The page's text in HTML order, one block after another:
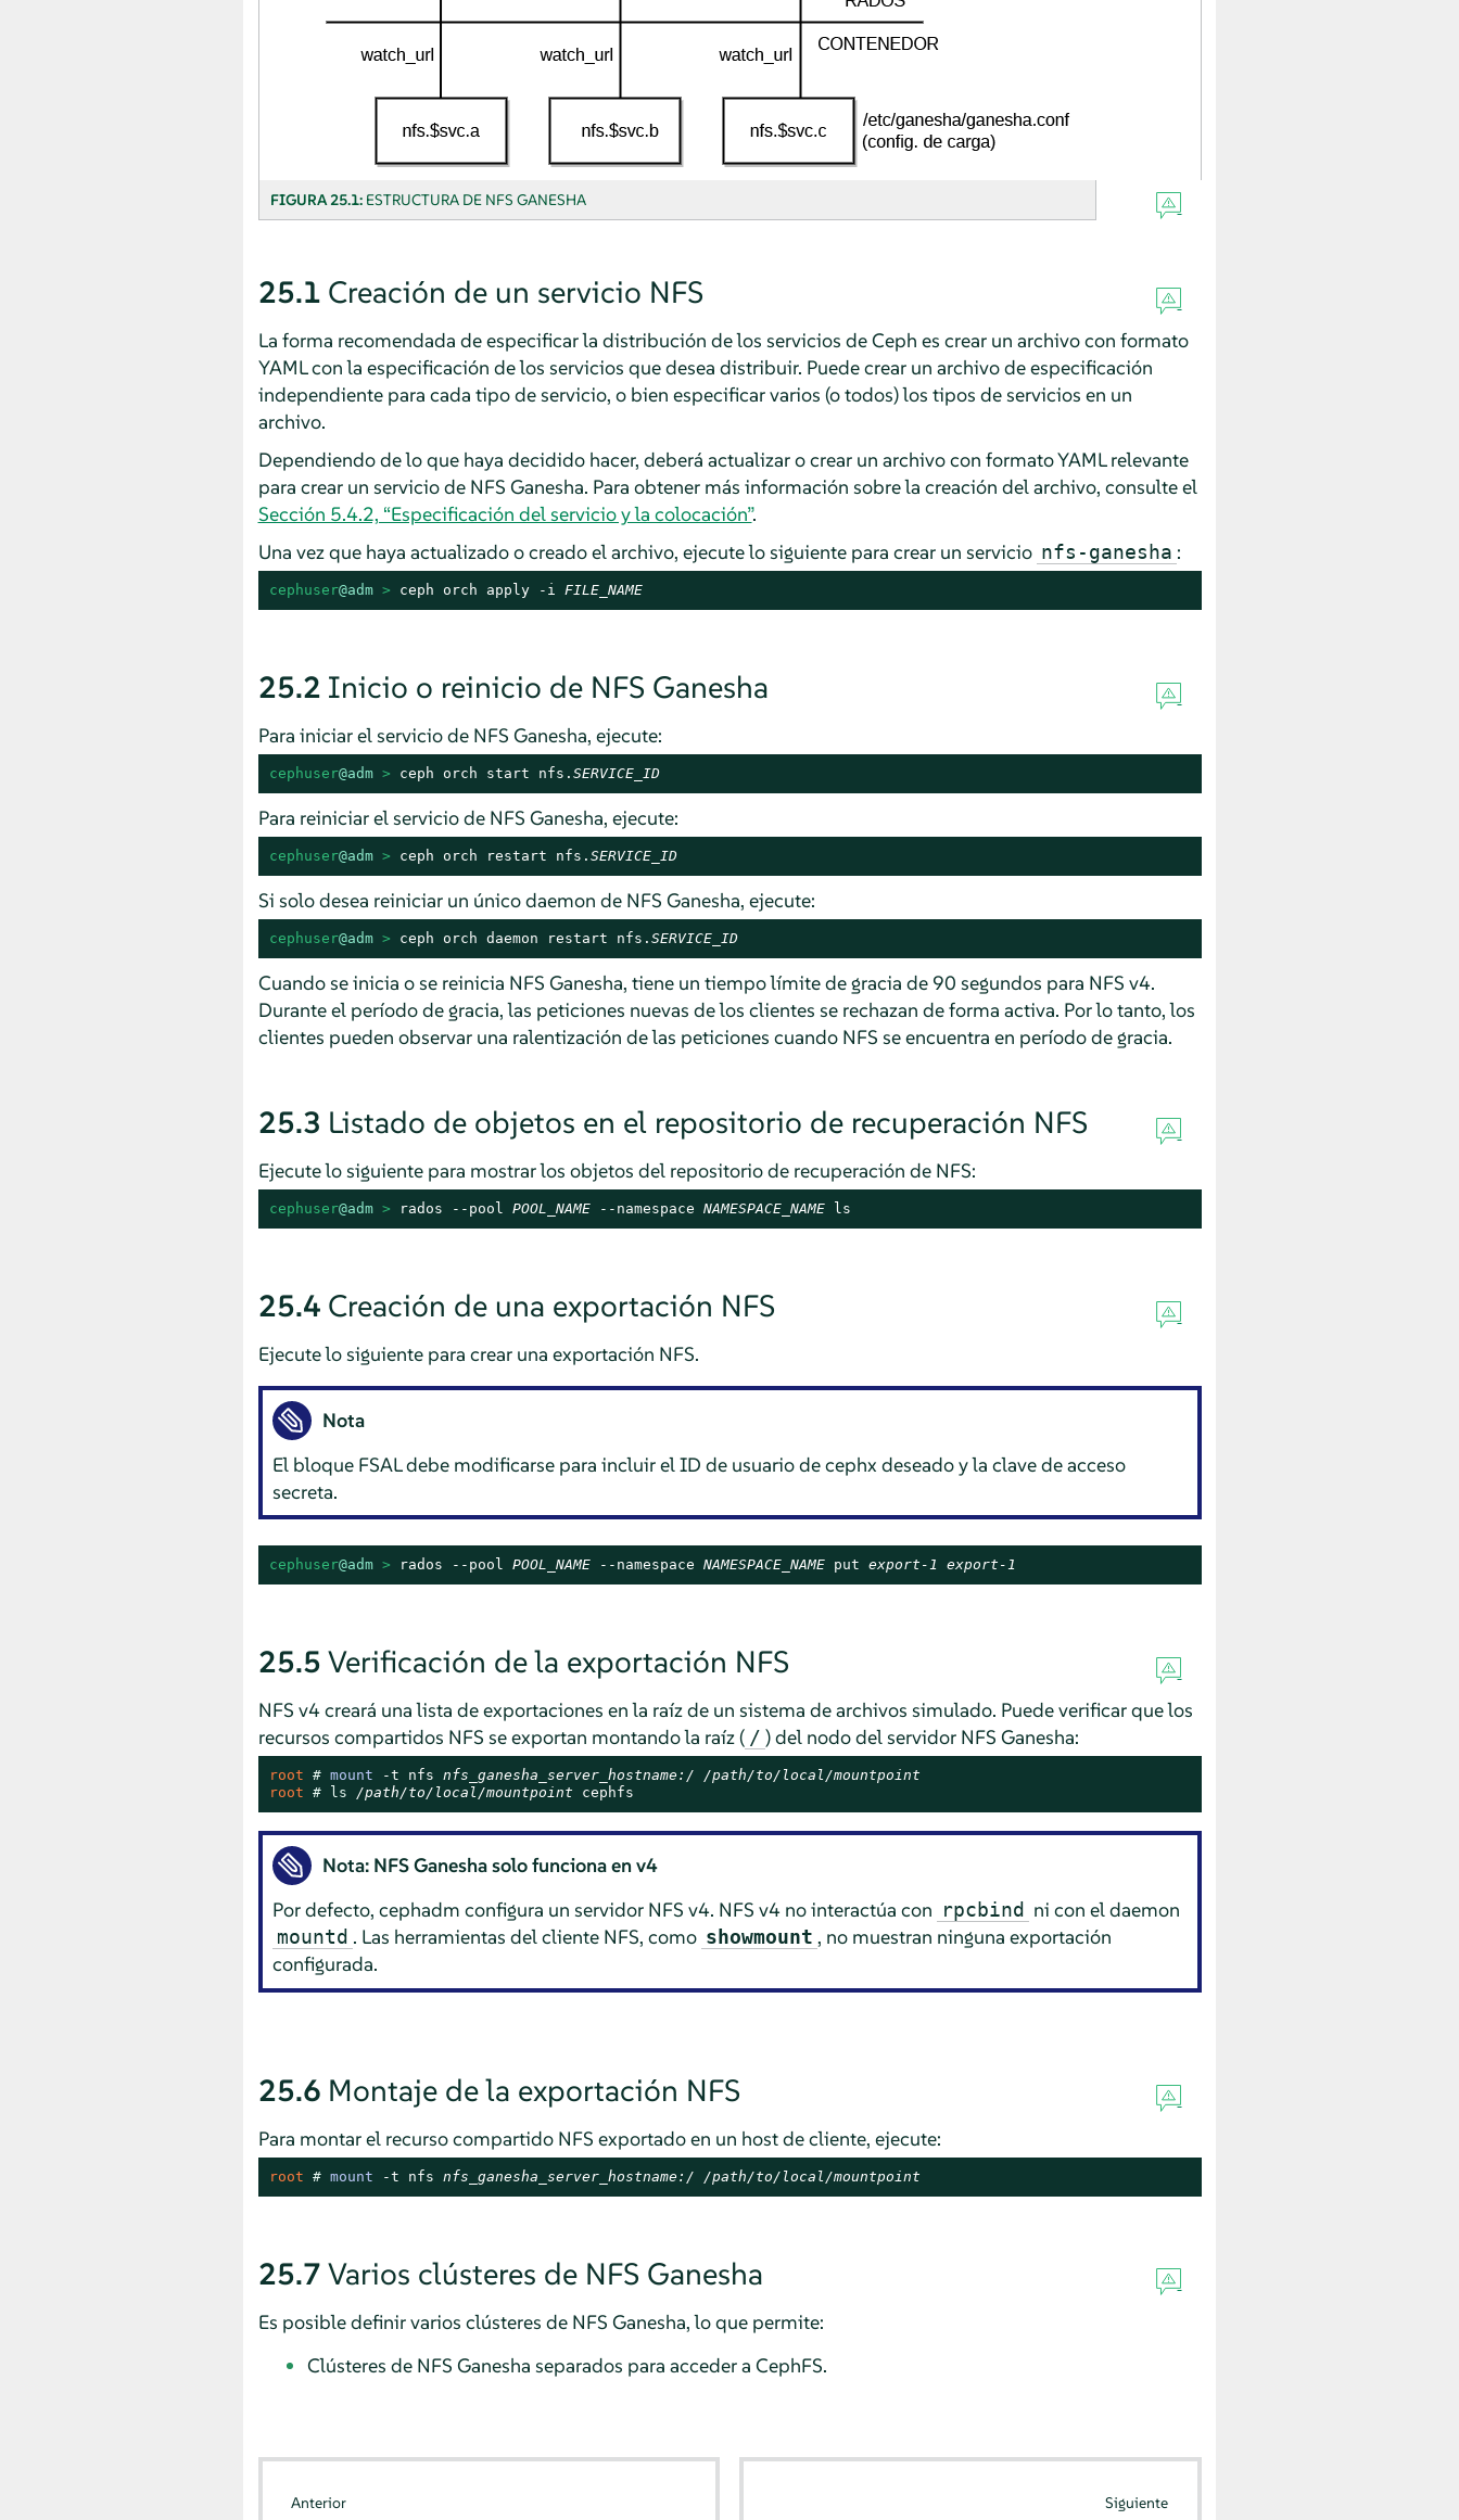
FIGURA 25.1: ESTRUCTURA DE NFS GANESHA
25.1 Creación de un servicio NFS
La forma recomendada de especificar la distribución de los servicios de Ceph es crear un archivo con formato
YAML con la especificación de los servicios que desea distribuir. Puede crear un archivo de especificación
independiente para cada tipo de servicio, o bien especificar varios (o todos) los tipos de servicios en un
archivo.
Dependiendo de lo que haya decidido hacer, deberá actualizar o crear un archivo con formato YAML relevante
para crear un servicio de NFS Ganesha. Para obtener más información sobre la creación del archivo, consulte el
Sección 5.4.2, “Especificación del servicio y la colocación”.
Una vez que haya actualizado o creado el archivo, ejecute lo siguiente para crear un servicio nfs-ganesha :
cephuser@adm > ceph orch apply -i FILE_NAME
25.2 Inicio o reinicio de NFS Ganesha
Para iniciar el servicio de NFS Ganesha, ejecute:
cephuser@adm > ceph orch start nfs. SERVICE_ID
Para reiniciar el servicio de NFS Ganesha, ejecute:
cephuser@adm > ceph orch restart nfs. SERVICE_ID
Si solo desea reiniciar un único daemon de NFS Ganesha, ejecute:
cephuser@adm > ceph orch daemon restart nfs. SERVICE_ID
Cuando se inicia o se reinicia NFS Ganesha, tiene un tiempo límite de gracia de 90 segundos para NFS v4.
Durante el período de gracia, las peticiones nuevas de los clientes se rechazan de forma activa. Por lo tanto, los
clientes pueden observar una ralentización de las peticiones cuando NFS se encuentra en período de gracia.
25.3 Listado de objetos en el repositorio de recuperación NFS
Ejecute lo siguiente para mostrar los objetos del repositorio de recuperación de NFS:
cephuser@adm > rados --pool POOL_NAME --namespace NAMESPACE_NAME ls
25.4 Creación de una exportación NFS
Ejecute lo siguiente para crear una exportación NFS.
Nota
El bloque FSAL debe modificarse para incluir el ID de usuario de cephx deseado y la clave de acceso
secreta.
cephuser@adm > rados --pool POOL_NAME --namespace NAMESPACE_NAME put export-1 export-1
25.5 Verificación de la exportación NFS
NFS v4 creará una lista de exportaciones en la raíz de un sistema de archivos simulado. Puede verificar que los
recursos compartidos NFS se exportan montando la raíz ( / ) del nodo del servidor NFS Ganesha:
root # mount -t nfs nfs_ganesha_server_hostname:/ /path/to/local/mountpoint
root # ls /path/to/local/mountpoint cephfs
Nota: NFS Ganesha solo funciona en v4
Por defecto, cephadm configura un servidor NFS v4. NFS v4 no interactúa con rpcbind ni con el daemon
mountd . Las herramientas del cliente NFS, como showmount , no muestran ninguna exportación
configurada.
25.6 Montaje de la exportación NFS
Para montar el recurso compartido NFS exportado en un host de cliente, ejecute:
root # mount -t nfs nfs_ganesha_server_hostname:/ /path/to/local/mountpoint
25.7 Varios clústeres de NFS Ganesha
Es posible definir varios clústeres de NFS Ganesha, lo que permite:
Clústeres de NFS Ganesha separados para acceder a CephFS.
Anterior Siguiente